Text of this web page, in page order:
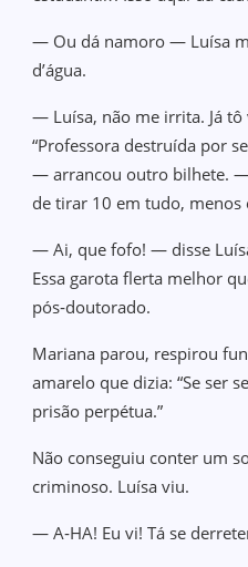
— Ou dá namoro — Luísa
d’água.
— Luísa, não me irrita. Já tô
“Professora destruída por
— arrancou outro bilhete. —
de tirar 10 em tudo, menos
— Ai, que fofo! — disse
Essa garota flerta melhor
pós‑doutorado.
Mariana parou, respirou
amarelo que dizia: “Se ser
prisão perpétua.”
Não conseguiu conter um
criminoso. Luísa viu.
— A‑HA! Eu vi! Tá se